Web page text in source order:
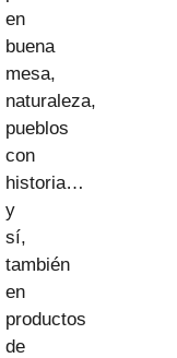
en
buena
mesa,
naturaleza,
pueblos
con
historia…
y
sí,
también
en
productos
de